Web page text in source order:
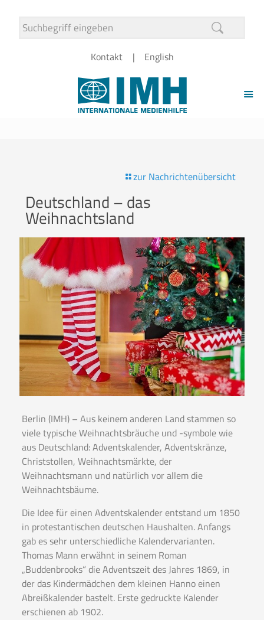
Kontakt English
zur Nachrichtenübersicht
Deutschland – das
Weihnachtsland
Berlin (IMH) – Aus keinem anderen Land stammen so
viele typische Weihnachtsbräuche und -symbole wie
aus Deutschland: Adventskalender, Adventskränze,
Christstollen, Weihnachtsmärkte, der
Weihnachtsmann und natürlich vor allem die
Weihnachtsbäume.
Die Idee für einen Adventskalender entstand um 1850
in protestantischen deutschen Haushalten. Anfangs
gab es sehr unterschiedliche Kalendervarianten.
Thomas Mann erwähnt in seinem Roman
„Buddenbrooks“ die Adventszeit des Jahres 1869, in
der das Kindermädchen dem kleinen Hanno einen
Abreißkalender bastelt. Erste gedruckte Kalender
erschienen ab 1902.